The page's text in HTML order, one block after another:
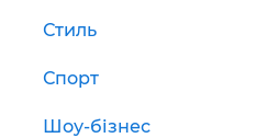
Стиль
Спорт
Шоу-бізнес